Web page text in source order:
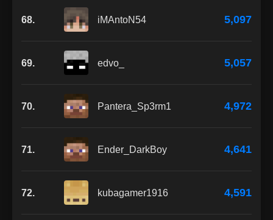
68. iMAntoN54 5,097
69. edvo_ 5,057
70. Pantera_Sp3rm1 4,972
71. Ender_DarkBoy 4,641
72. kubagamer1916 4,591